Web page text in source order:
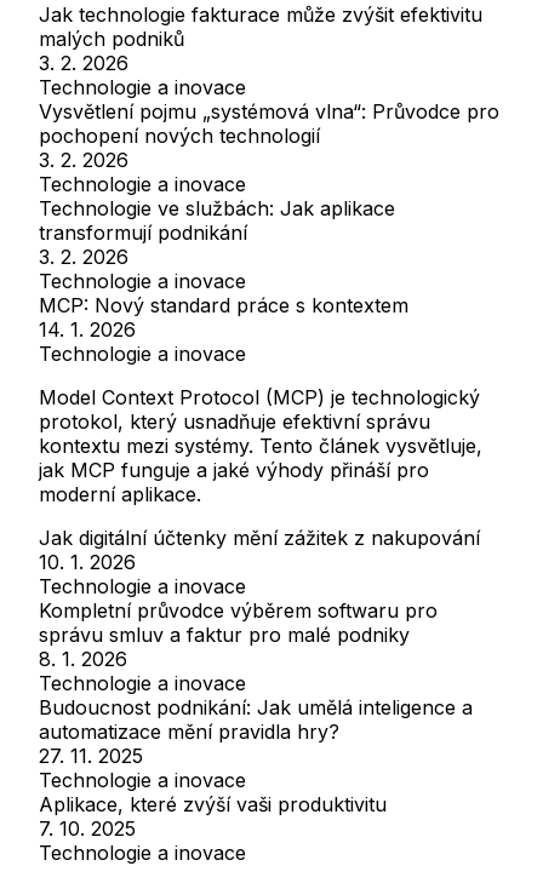
Jak technologie fakturace může zvýšit efektivitu
malých podniků
3. 2. 2026
Technologie a inovace
Vysvětlení pojmu „systémová vlna“: Průvodce pro
pochopení nových technologií
3. 2. 2026
Technologie a inovace
Technologie ve službách: Jak aplikace
transformují podnikání
3. 2. 2026
Technologie a inovace
MCP: Nový standard práce s kontextem
14. 1. 2026
Technologie a inovace
Model Context Protocol (MCP) je technologický
protokol, který usnadňuje efektivní správu
kontextu mezi systémy. Tento článek vysvětluje,
jak MCP funguje a jaké výhody přináší pro
moderní aplikace.
Jak digitální účtenky mění zážitek z nakupování
10. 1. 2026
Technologie a inovace
Kompletní průvodce výběrem softwaru pro
správu smluv a faktur pro malé podniky
8. 1. 2026
Technologie a inovace
Budoucnost podnikání: Jak umělá inteligence a
automatizace mění pravidla hry?
27. 11. 2025
Technologie a inovace
Aplikace, které zvýší vaši produktivitu
7. 10. 2025
Technologie a inovace